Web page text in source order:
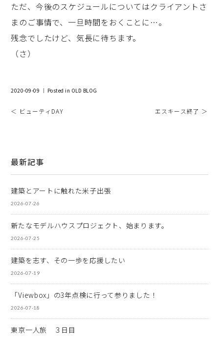
ただ、今後のスケジュールについてはクライアントさ
まのご事情で、一旦時間をおくことに…。
残念でしたけど、気長に待ちます。
（さ）
2020-09-09 ｜ Posted in OLD BLOG
＜ ビューティDAY エスキース終了 ＞
最新記事
建築とアートに触れた米子出張
2026-07-26
新たなモデルハウスプロジェクト、始まります。
2026-07-25
建築を志す、その一歩を応援したい
2026-07-19
「Viewbox」の3年点検に行って参りました！
2026-07-18
東京一人旅 ３日目